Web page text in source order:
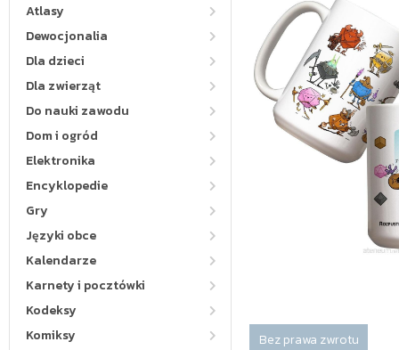
Atlasy
Dewocjonalia
Dla dzieci
Dla zwierząt
Do nauki zawodu
Dom i ogród
Elektronika
Encyklopedie
Gry
Języki obce
Kalendarze
Karnety i pocztówki
Kodeksy
Komiksy
Bez prawa zwrotu